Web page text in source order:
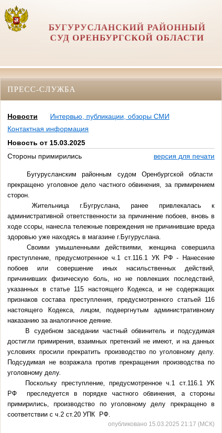
БУГУРУСЛАНСКИЙ РАЙОННЫЙ
СУД ОРЕНБУРГСКОЙ ОБЛАСТИ
ПРЕСС-СЛУЖБА
Новости
Интервью, публикации, обзоры СМИ
Контактная информация
Новость от 15.03.2025
Стороны примирились
версия для печати
Бугурусланским районным судом Оренбургской области
прекращено уголовное дело частного обвинения, за примирением
сторон.
Жительница г.Бугруслана, ранее привлекалась к
административной ответственности за причинение побоев, вновь в
ходе ссоры, нанесла тележные повреждения не причинившие вреда
здоровью уже находясь в магазине г.Бугуруслана.
Своими умышленными действиями, женщина совершила
преступление, предусмотренное ч.1 ст.116.1 УК РФ - Нанесение
побоев или совершение иных насильственных действий,
причинивших физическую боль, но не повлекших последствий,
указанных в статье 115 настоящего Кодекса, и не содержащих
признаков состава преступления, предусмотренного статьей 116
настоящего Кодекса, лицом, подвергнутым административному
наказанию за аналогичное деяние.
В судебном заседании частный обвинитель и подсудимая
достигли примирения, взаимных претензий не имеют, и на данных
условиях просили прекратить производство по уголовному делу.
Подсудимая не возражала против прекращения производства по
уголовному делу.
Поскольку преступление, предусмотренное ч.1 ст.116.1 УК
РФ преследуется в порядке частного обвинения, а стороны
примирились, производство по уголовному делу прекращено в
соответствии с ч.2 ст.20 УПК РФ.
опубликовано 15.03.2025 21:17 (МСК)